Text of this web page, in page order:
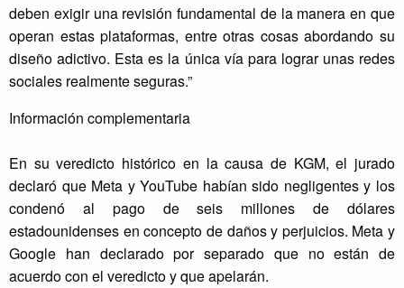
deben exigir una revisión fundamental de la manera en que
operan estas plataformas, entre otras cosas abordando su
diseño adictivo. Esta es la única vía para lograr unas redes
sociales realmente seguras.”
Información complementaria
En su veredicto histórico en la causa de KGM, el jurado
declaró que Meta y YouTube habían sido negligentes y los
condenó al pago de seis millones de dólares
estadounidenses en concepto de daños y perjuicios. Meta y
Google han declarado por separado que no están de
acuerdo con el veredicto y que apelarán.